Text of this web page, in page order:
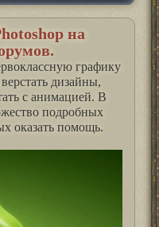
на
графику
дизайны,
с анимацией. В
подробных
оказать помощь.